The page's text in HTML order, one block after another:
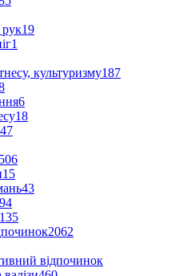
19
1
культуризму187
6
18
47
506
15
43
135
2062
відпочинок